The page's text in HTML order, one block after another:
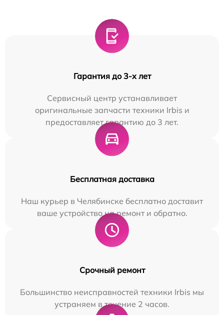
Гарантия до 3-х лет
Сервисный центр устанавливает
оригинальные запчасти техники Irbis и
предоставляет гарантию до 3 лет.
Бесплатная доставка
Наш курьер в Челябинске бесплатно доставит
ваше устройство на ремонт и обратно.
Срочный ремонт
Большинство неисправностей техники Irbis мы
устраняем в течение 2 часов.